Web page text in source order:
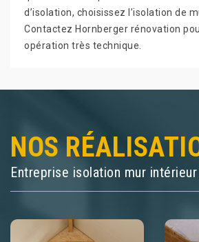
d’isolation, choisissez l’isolation de
Contactez Hornberger rénovation
opération très technique.
NOS
Entreprise isolation mur